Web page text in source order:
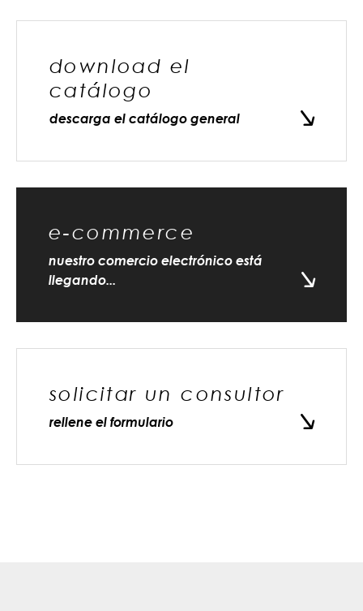
download el
catálogo
descarga el catálogo general
e-commerce
nuestro comercio electrónico está
llegando...
solicitar un consultor
rellene el formulario